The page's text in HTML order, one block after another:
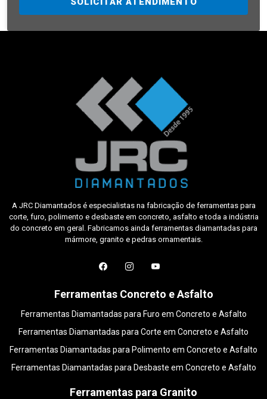
A JRC Diamantados é especialistas na fabricação de ferramentas para
corte, furo, polimento e desbaste em concreto, asfalto e toda a indústria
do concreto em geral. Fabricamos ainda ferramentas diamantadas para
mármore, granito e pedras ornamentais.
Ferramentas Concreto e Asfalto
Ferramentas Diamantadas para Furo em Concreto e Asfalto
Ferramentas Diamantadas para Corte em Concreto e Asfalto
Ferramentas Diamantadas para Polimento em Concreto e Asfalto
Ferramentas Diamantadas para Desbaste em Concreto e Asfalto
Ferramentas para Granito